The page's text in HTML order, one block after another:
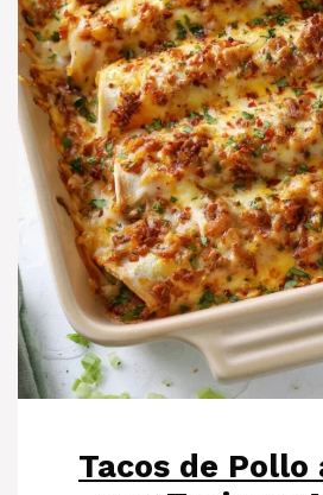
Tacos de Pollo